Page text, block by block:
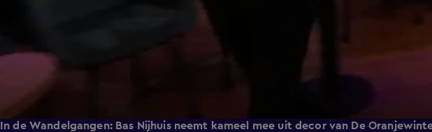
In de Wandelgangen: Bas Nijhuis neemt kameel mee uit decor van De